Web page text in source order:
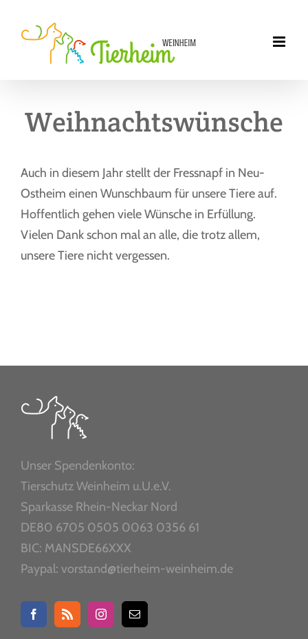
Inhalt
Weihnachtswünsche
Auch in diesem Jahr stellt der Fressnapf in Neu-
Ostheim einen Wunschbaum für unsere Tiere auf.
Hoffentlich gehen viele Wünsche in Erfüllung.
Vielen Dank schon mal an alle, die trotz allem,
unsere Tiere nicht vergessen.
Unser Spendenkonto:
Tierschutz Weinheim u.U.e.V.
Sparkasse Rhein-Neckar Nord
DE80 6705 0505 0063 0356 61
BIC: MANSDE66XXX
Paypal: vorstand@tierheim-weinheim.de